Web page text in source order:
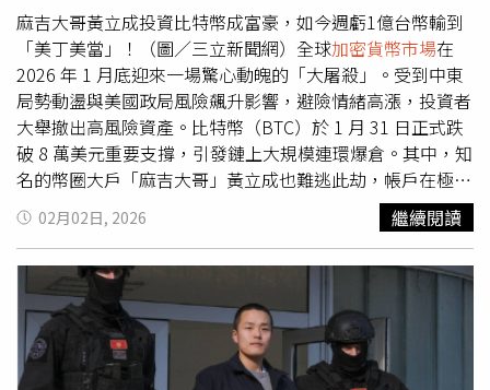
麻吉大哥黃立成投資比特幣成富豪，如今週虧1億台幣輸到
「美丁美當」！（圖／三立新聞網）全球加密貨幣市場在
2026 年 1 月底迎來一場驚心動魄的「大屠殺」。受到中東
局勢動盪與美國政局風險飆升影響，避險情緒高漲，投資者
大舉撤出高風險資產。比特幣（BTC）於 1 月 31 日正式跌
破 8 萬美元重要支撐，引發鏈上大規模連環爆倉。其中，知
名的幣圈大戶「麻吉大哥」黃立成也難逃此劫，帳戶在極短
時間內縮水至驚人的低點。黃立成去年底砸4.6億久違發
言，「故事仍在繼續」。（圖／翻攝自X平台
@machibigbrother）市場全面重挫：比特幣、以太幣連袂
崩跌2026 年 1 月 31 日被幣圈視為黑暗的一天，市場出現
一年多來最猛烈的跌勢：比特幣摜破 8 萬美元大關，最低探
至 78,719 美元（約新台幣 248 萬），創下自 2025 年 11 月
下旬以來的最低點。以太幣同步跳水，失守 2,500 美元門
02月02日, 2026 繼續閱讀